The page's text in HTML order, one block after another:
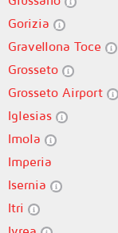
Gorizia
Gravellona Toce
Grosseto
Grosseto Airport
Iglesias
Imola
Imperia
Isernia
Itri